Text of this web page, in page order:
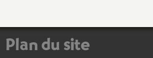
Plan du site